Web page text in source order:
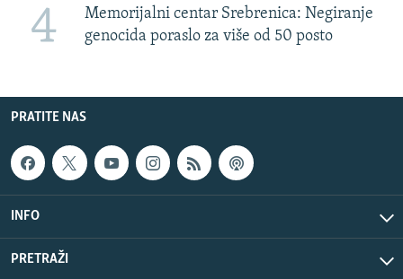
4
Memorijalni centar Srebrenica: Negiranje
genocida poraslo za više od 50 posto
PRATITE NAS
INFO
PRETRAŽI